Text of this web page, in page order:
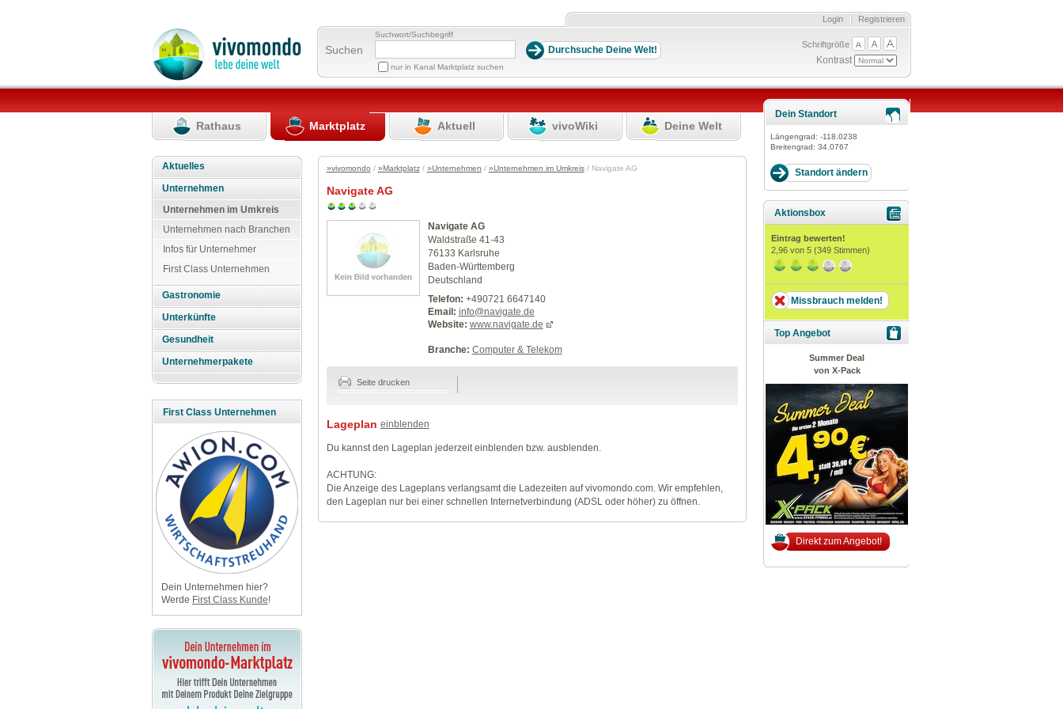
Registrieren
Login
Suchen
Suchwort/Suchbegriff
nur in Kanal Marktplatz suchen
Schriftgröße
Kontrast
Rathaus Marktplatz Aktuell vivoWiki Deine Welt
Aktuelles
Unternehmen
Unternehmen im Umkreis
Unternehmen nach Branchen
Infos für Unternehmer
First Class Unternehmen
Gastronomie
Unterkünfte
Gesundheit
Unternehmerpakete
First Class Unternehmen
Dein Unternehmen hier?
Werde First Class Kunde!
»vivomondo / »Marktplatz/ »Unternehmen / »Unternehmen im Umkreis/ Navigate AG
Navigate AG
Navigate AG
Waldstraße 41-43
76133 Karlsruhe
Baden-Württemberg
Deutschland
Telefon: +490721 6647140
Email: info@navigate.de
Website: www.navigate.de
Branche: Computer & Telekom
Seite drucken
Lageplan einblenden
Du kannst den Lageplan jederzeit einblenden bzw. ausblenden.
ACHTUNG:
Die Anzeige des Lageplans verlangsamt die Ladezeiten auf vivomondo.com. Wir empfehlen,
den Lageplan nur bei einer schnellen Internetverbindung (ADSL oder höher) zu öffnen.
Dein Standort
Längengrad: -118.0238
Breitengrad: 34.0767
Aktionsbox
Eintrag bewerten!
2,96 von 5 (349 Stimmen)
Missbrauch melden!
Top Angebot
Summer Deal
von X-Pack
Direkt zum Angebot!